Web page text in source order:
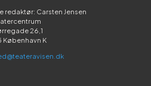
redaktør: Carsten Jensen
26,1
København K